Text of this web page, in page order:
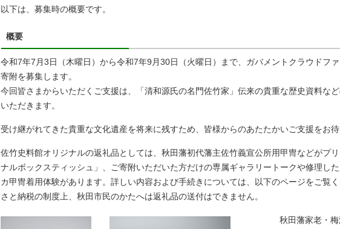
以下は、募集時の概要です。
概要
令和7年7月3日（木曜日）から令和7年9月30日（火曜日）まで、ガバメントクラウドフ
寄附を募集します。
今回皆さまからいただくご支援は、「清和源氏の名門佐竹家」伝来の貴重な歴史資料な
いただきます。
受け継がれてきた貴重な文化遺産を将来に残すため、皆様からのあたたかいご支援をお待
佐竹史料館オリジナルの返礼品としては、秋田藩初代藩主佐竹義宣公所用甲冑などがプ
ナルボックスティッシュ」、ご寄附いただいた方だけの専属ギャラリートークや修理し
カ甲冑着用体験があります。詳しい内容および手続きについては、以下のページをご覧
さと納税の制度上、秋田市民のかたへは返礼品の送付はできません。
秋田藩家老・